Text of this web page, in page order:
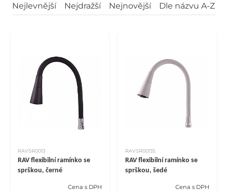
Nejlevnější Nejdražší Nejnovější Dle názvu A-Z
RAVSR0013
RAV flexibilní ramínko se
sprškou, černé
Cena s DPH
RAVSR0013S
RAV flexibilní ramínko se
sprškou, šedé
Cena s DPH